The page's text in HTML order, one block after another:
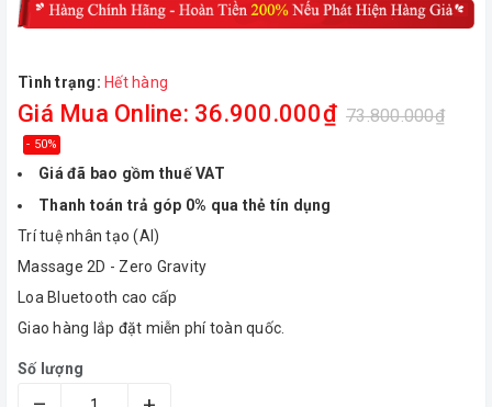
Tình trạng: Hết hàng
Giá Mua Online: 36.900.000₫ 73.800.000₫
- 50%
Giá đã bao gồm thuế VAT
Thanh toán trả góp 0% qua thẻ tín dụng
Trí tuệ nhân tạo (AI)
Massage 2D - Zero Gravity
Loa Bluetooth cao cấp
Giao hàng lắp đặt miễn phí toàn quốc.
Số lượng